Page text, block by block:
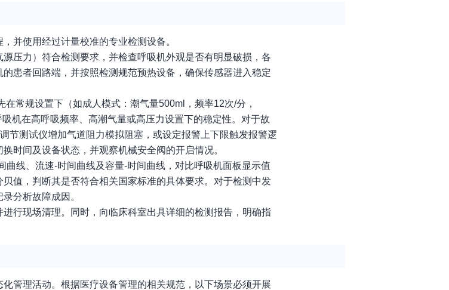
并使用经过计量校准的专业检测设备。
压力）符合检测要求，并检查呼吸机外观是否有明显破损，各
患者回路端，并按照检测规范预热设备，确保传感器进入稳定
常规设置下（如成人模式：潮气量500ml，频率12次/分，
机在高呼吸频率、高潮气量或高压力设置下的稳定性。对于故
节测试仪增加气道阻力模拟阻塞，或设定报警上下限触发报警逻
时间及设备状态，并观察机械安全阀的开启情况。
线、流速-时间曲线及容量-时间曲线，对比呼吸机面板显示值
值，判断其是否符合相关国家标准的具体要求。对于检测中发
分析故障成因。
行现场清理。同时，向临床科室出具详细的检测报告，明确指
管理活动。根据医疗设备管理的相关规范，以下场景必须开展